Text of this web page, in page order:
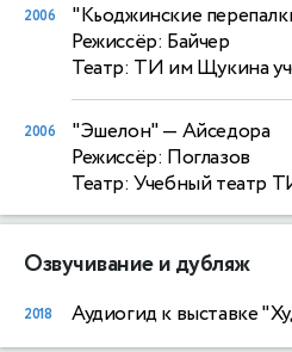
2006 "Кьоджинские
Режиссёр: Байчер
Театр: ТИ им Щукина
2006 "Эшелон"— Айседора
Режиссёр: Поглазов
Театр: Учебный театр
Озвучивание и дубляж
2018 Аудиогид к выставке